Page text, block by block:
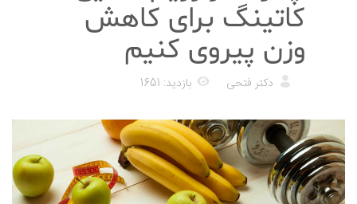
کاتینگ برای کاهش
وزن پیروی کنیم
دکتر فتحی بازدید: 1651